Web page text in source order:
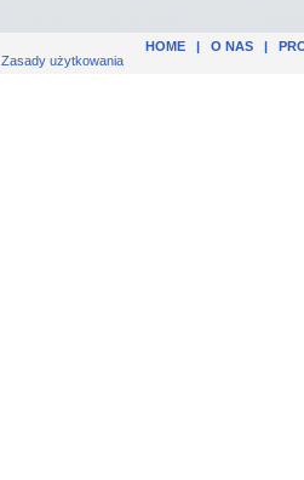
HOME| O NAS|
Zasady użytkowania